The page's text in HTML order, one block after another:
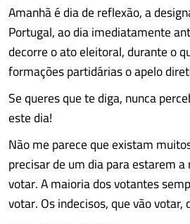
Amanhã é dia de reflexão, a
Portugal, ao dia imediatamente
decorre o ato eleitoral, durante o
formações partidárias o apelo
Se queres que te diga, nunca
este dia!
Não me parece que existam
precisar de um dia para estarem
votar. A maioria dos votantes
votar. Os indecisos, que vão votar,